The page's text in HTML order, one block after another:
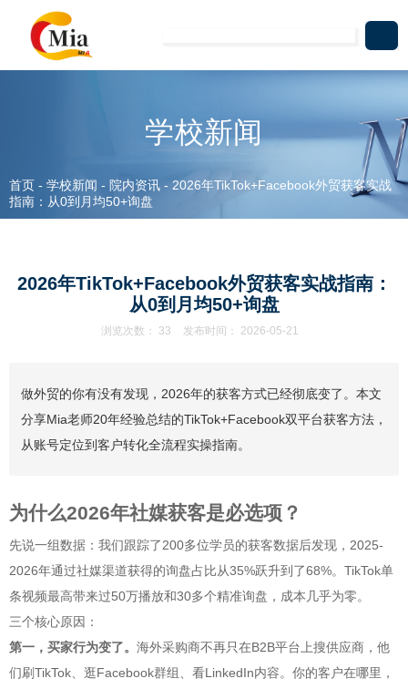
学校新闻
首页 - 学校新闻 - 院内资讯 - 2026年TikTok+Facebook外贸获客实战
指南：从0到月均50+询盘
2026年TikTok+Facebook外贸获客实战指南：
从0到月均50+询盘
浏览次数： 33 发布时间： 2026-05-21
做外贸的你有没有发现，2026年的获客方式已经彻底变了。本文
分享Mia老师20年经验总结的TikTok+Facebook双平台获客方法，
从账号定位到客户转化全流程实操指南。
为什么2026年社媒获客是必选项？
先说一组数据：我们跟踪了200多位学员的获客数据后发现，2025-
2026年通过社媒渠道获得的询盘占比从35%跃升到了68%。TikTok单
条视频最高带来过50万播放和30多个精准询盘，成本几乎为零。
三个核心原因：
第一，买家行为变了。 海外采购商不再只在B2B平台上搜供应商，他
们刷TikTok、逛Facebook群组、看LinkedIn内容。你的客户在哪里，